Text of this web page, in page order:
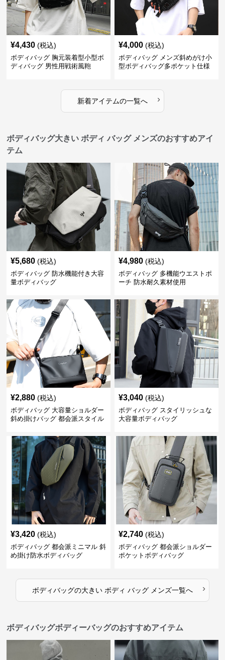
¥4,430 (税込)
ボディバッグ 胸元装着型小型ボ
ディバッグ 男性用戦術風鞄
¥4,000 (税込)
ボディバッグ メンズ斜めがけ小
型ボディバッグ多ポケット仕様
新着アイテムの一覧へ ›
ボディバッグ大きい ボディ バッグ メンズのおすすめアイ
テム
¥5,680 (税込)
ボディバッグ 防水機能付き大容
量ボディバッグ
¥4,980 (税込)
ボディバッグ 多機能ウエストポ
ーチ 防水耐久素材使用
¥2,880 (税込)
ボディバッグ 大容量ショルダー
斜め掛けバッグ 都会派スタイル
¥3,040 (税込)
ボディバッグ スタイリッシュな
大容量ボディバッグ
¥3,420 (税込)
ボディバッグ 都会派ミニマル 斜
め掛け防水ボディバッグ
¥2,740 (税込)
ボディバッグ 都会派ショルダー
ポケットボディバッグ
ボディバッグの大きい ボディ バッグ メンズ一覧へ ›
ボディバッグボディーバッグのおすすめアイテム